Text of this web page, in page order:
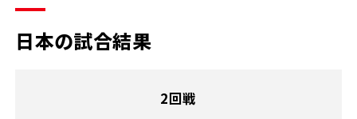
日本の試合結果
2回戦